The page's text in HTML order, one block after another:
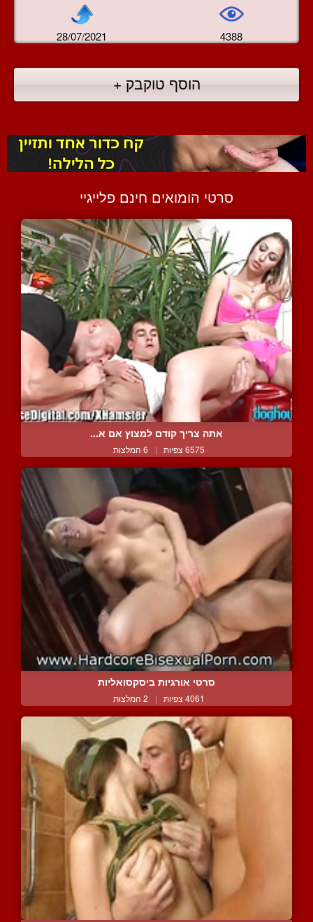
28/07/2021 4388
הוסף טוקבק +
סרטי הומואים חינם פלייגיי
אתה צריך קודם למצוץ אם א...
6575 צפיות | 6 המלצות
סרטי אורגיות ביסקסואליות
4061 צפיות | 2 המלצות